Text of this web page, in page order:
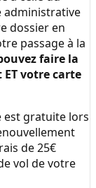
administrative
dossier en
passage à la
faire la
votre carte
est gratuite lors
de 25€
vol de votre